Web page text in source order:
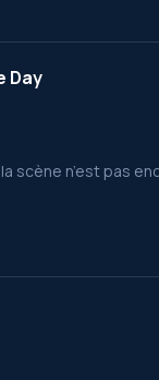
Day
scène n’est pas